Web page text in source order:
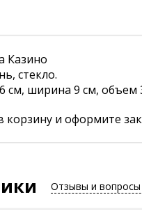
Казино
стекло.
см, ширина 9 см, объем
и оформите
Отзывы и вопросы